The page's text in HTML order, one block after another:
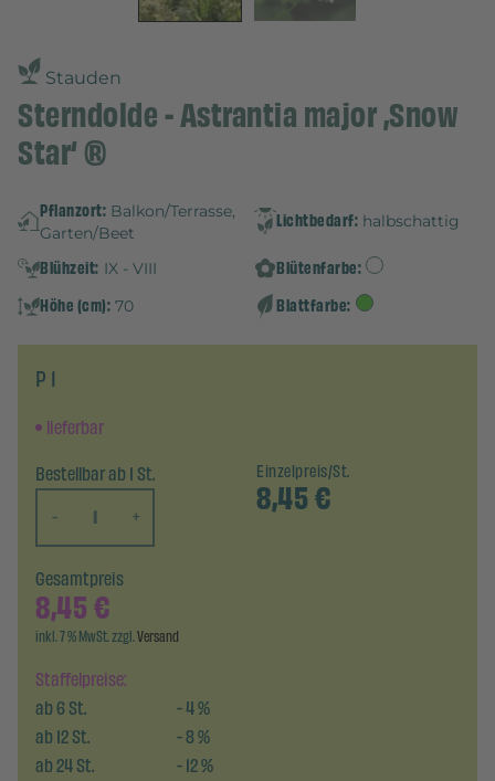
Stauden
Sterndolde - Astrantia major ‚Snow
Star‘ ®
Pflanzort: Balkon/Terrasse,
Garten/Beet
Lichtbedarf: halbschattig
Blühzeit: IX - VIII
Blütenfarbe:
Höhe (cm): 70 Blattfarbe:
P 1
lieferbar
Bestellbar ab 1 St.
-
+
Einzelpreis/St.
8,45€
Staffelpreise:
ab6St. -4%
ab12St. -8%
ab24St. -12%
Gesamtpreis
8,45€
inkl. 7 % MwSt. zzgl.Versand